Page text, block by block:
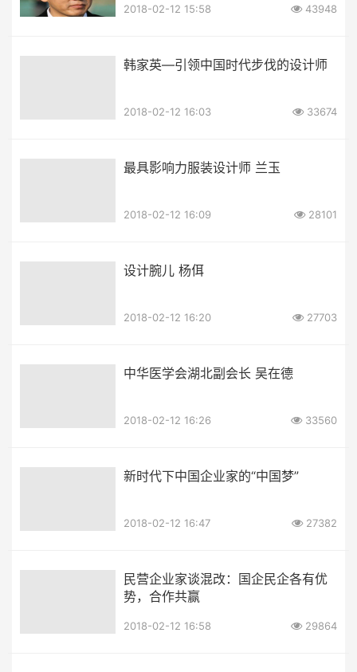
2018-02-12 15:58 43948
韩家英—引领中国时代步伐的设计师
2018-02-12 16:03 33674
最具影响力服装设计师 兰玉
2018-02-12 16:09 28101
设计腕儿 杨佴
2018-02-12 16:20 27703
中华医学会湖北副会长 吴在德
2018-02-12 16:26 33560
新时代下中国企业家的“中国梦”
2018-02-12 16:47 27382
民营企业家谈混改：国企民企各有优
势，合作共赢
2018-02-12 16:58 29864